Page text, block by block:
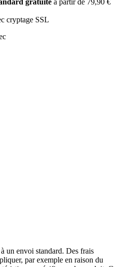
gratuite à partir de 79,90 €
cryptage SSL
un envoi standard. Des frais
par exemple en raison du